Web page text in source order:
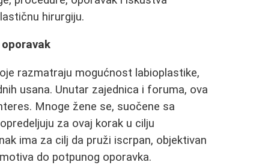
hirurgiju.
razmatraju mogućnost labioplastike,
usana. Unutar zajednica i foruma, ova
Mnoge žene se, suočene sa
za ovaj korak u cilju
ima za cilj da pruži iscrpan, objektivan
do potpunog oporavka.